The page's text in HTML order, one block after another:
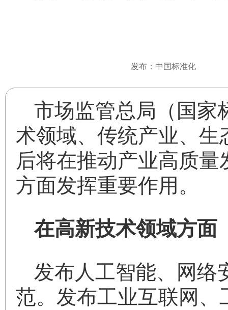
发布：中国标准化
市场监管总局（国家
术领域、传统产业、
后将在推动产业高质
方面发挥重要作用。
在高新技术领域方面
发布人工智能、网络
范。发布工业互联网